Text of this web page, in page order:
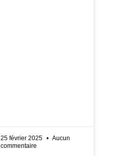
25 février 2025
Aucun
commentaire